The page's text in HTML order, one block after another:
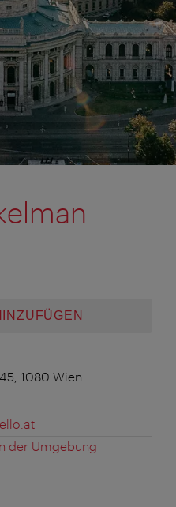
1080 Wien
der Umgebung